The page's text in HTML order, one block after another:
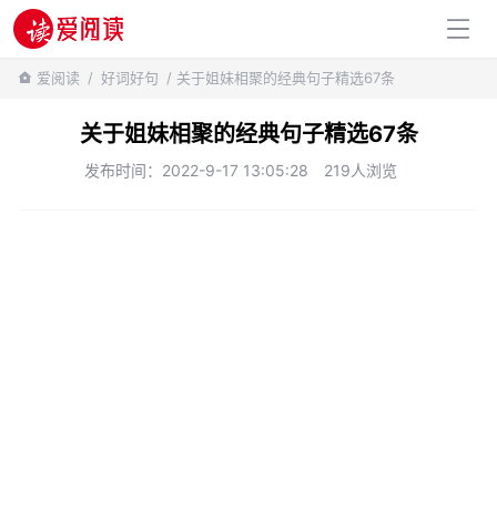
百科知识
爱阅读 / 好词好句 / 关于姐妹相聚的经典句子精选67条
关于姐妹相聚的经典句子精选67条
发布时间：2022-9-17 13:05:28 219人浏览